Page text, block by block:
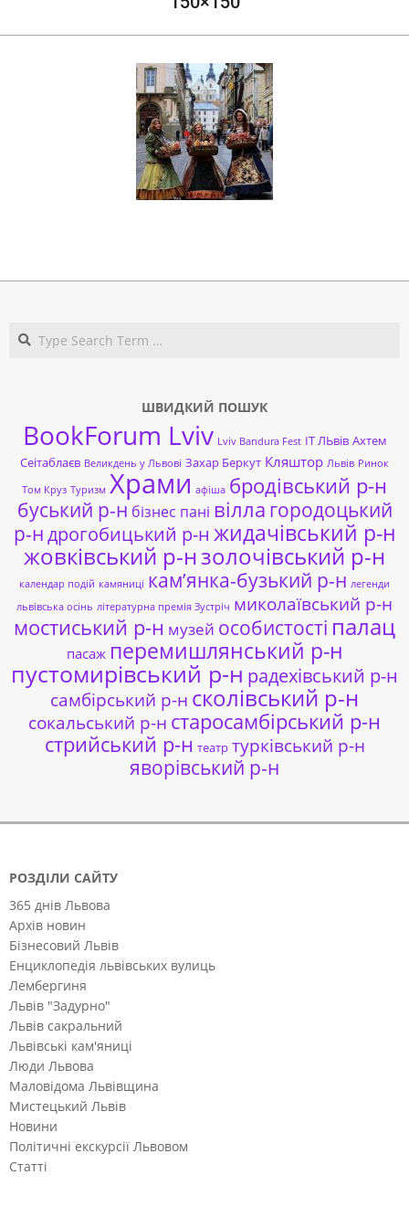
03-
ШВИДКИЙ ПОШУК
BookForum Lviv Lviv Bandura Fest ІТ ЛЬвів Ахтем
Сеітаблаєв Великдень у Львові Захар Беркут Кляштор Львів Ринок
Том Круз Туризм Храми афіша бродівський р-н
буський р-н бізнес пані вілла городоцький
р-ндрогобицький р-н жидачівський р-н
жовківський р-нзолочівський р-н
календар подій камяниці кам’янка-бузький р-н легенди
львівська осінь літературна премія Зустріч миколаївський р-н
мостиський р-н музей особистості палац
пасаж перемишлянський р-н
пустомирівський р-н радехівський р-н
самбірський р-н сколівський р-н
сокальський р-н старосамбірський р-н
стрийський р-н театр турківський р-н
яворівський р-н
РОЗДІЛИ САЙТУ
365 днів Львова
Архів новин
Бізнесовий Львів
Енциклопедія львівських вулиць
Лембергиня
Львів "Задурно"
Львів сакральний
Львівські кам'яниці
Люди Львова
Маловідома Львівщина
Мистецький Львів
Новини
Політичні екскурсії Львовом
Статті